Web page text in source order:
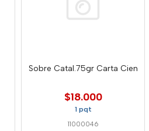
Sobre Catal.75gr Carta Cien
$18.000
1 pqt
11000046